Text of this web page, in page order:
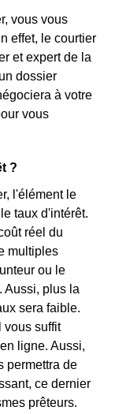
vous vous
effet, le courtier
et expert de la
dossier
à votre
vous
?
l'élément le
taux d'intérêt.
réel du
multiples
ou le
Aussi, plus la
sera faible.
vous suffit
ligne. Aussi,
permettra de
ce dernier
prêteurs.